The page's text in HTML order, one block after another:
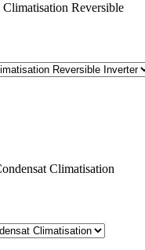
Reversible
Climatisation